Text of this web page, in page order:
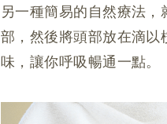
另一種簡易的自然療法
部，然後將頭部放在滴
味，讓你呼吸暢通一點。